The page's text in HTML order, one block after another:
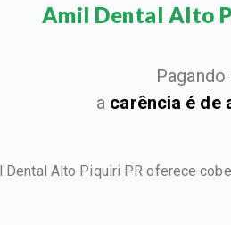
Amil Dental Alto
a carência é de
Dental Alto Piquiri PR oferece